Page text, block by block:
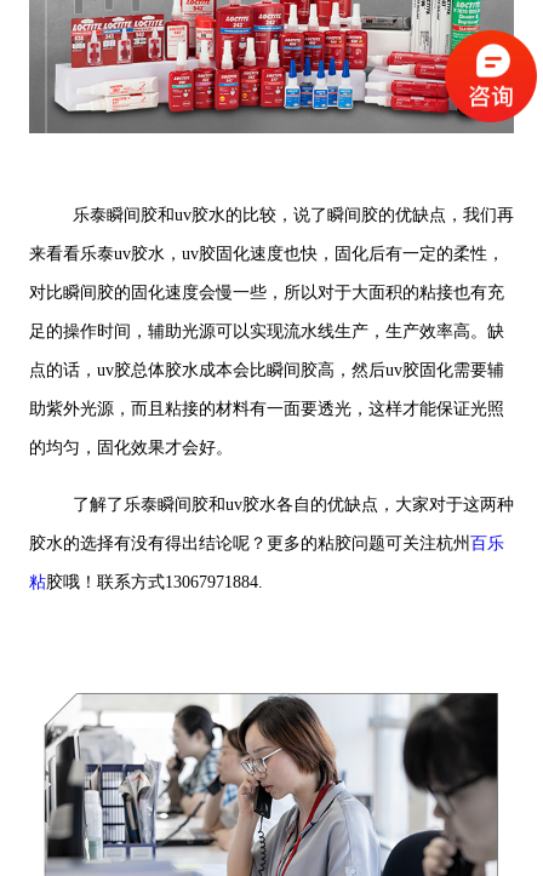
乐泰瞬间胶和uv胶水的比较，说了瞬间胶的优缺点，我们再
来看看乐泰uv胶水，uv胶固化速度也快，固化后有一定的柔性，
对比瞬间胶的固化速度会慢一些，所以对于大面积的粘接也有充
足的操作时间，辅助光源可以实现流水线生产，生产效率高。缺
点的话，uv胶总体胶水成本会比瞬间胶高，然后uv胶固化需要辅
助紫外光源，而且粘接的材料有一面要透光，这样才能保证光照
的均匀，固化效果才会好。
了解了乐泰瞬间胶和uv胶水各自的优缺点，大家对于这两种
胶水的选择有没有得出结论呢？更多的粘胶问题可关注杭州 百乐
粘胶哦！联系方式13067971884.